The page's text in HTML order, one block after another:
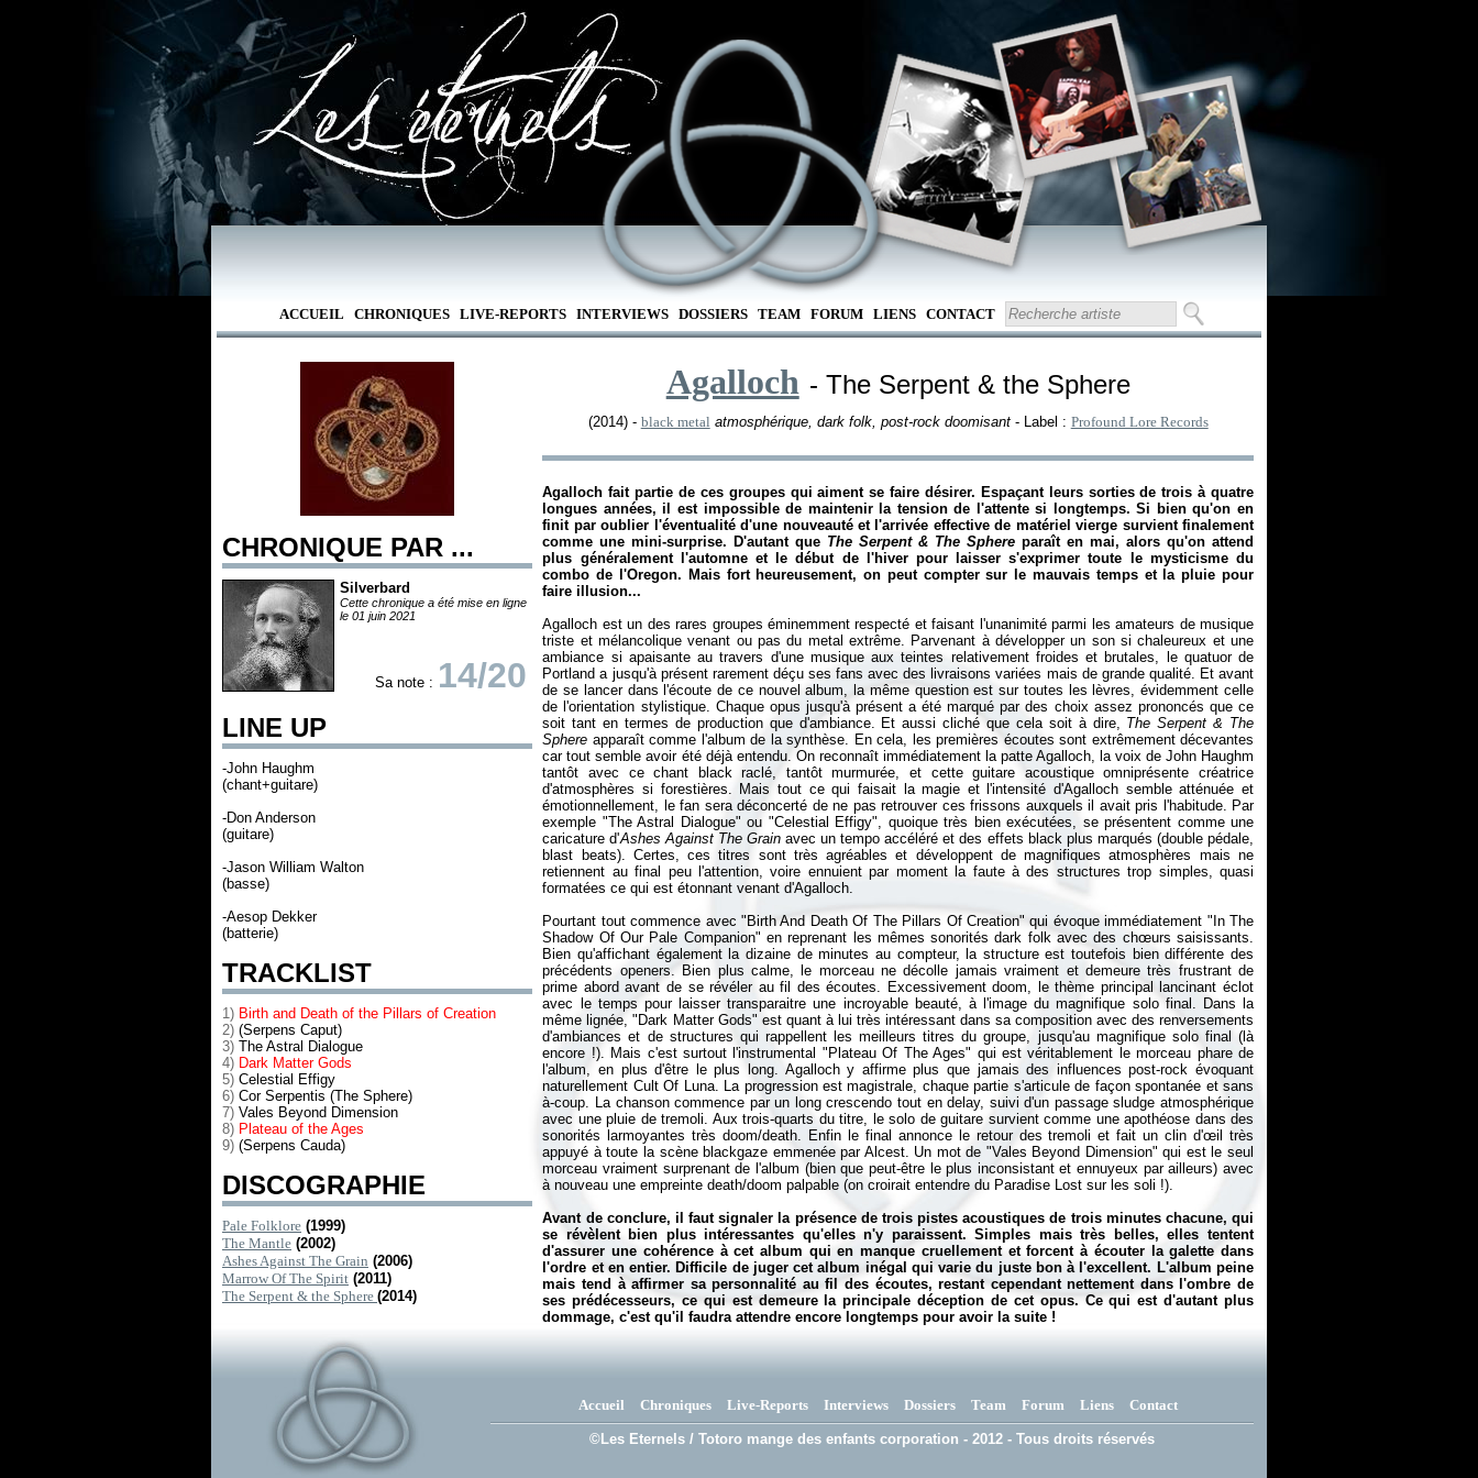
ACCUEIL CHRONIQUES LIVE-REPORTS INTERVIEWS DOSSIERS TEAM FORUM LIENS CONTACT
CHRONIQUE PAR ...
Silverbard
Cette chronique a été mise en ligne
le 01 juin 2021
Sa note : 14/20
LINE UP
-John Haughm
(chant+guitare)
-Don Anderson
(guitare)
-Jason William Walton
(basse)
-Aesop Dekker
(batterie)
TRACKLIST
1) Birth and Death of the Pillars of Creation
2) (Serpens Caput)
3) The Astral Dialogue
4) Dark Matter Gods
5) Celestial Effigy
6) Cor Serpentis (The Sphere)
7) Vales Beyond Dimension
8) Plateau of the Ages
9) (Serpens Cauda)
DISCOGRAPHIE
Pale Folklore (1999)
The Mantle (2002)
Ashes Against The Grain (2006)
Marrow Of The Spirit (2011)
The Serpent & the Sphere (2014)
Agalloch - The Serpent & the Sphere
(2014) - black metal atmosphérique, dark folk, post-rock doomisant- Label : Profound Lore Records
Agalloch fait partie de ces groupes qui aiment se faire désirer. Espaçant leurs sorties de trois à quatre
longues années, il est impossible de maintenir la tension de l'attente si longtemps. Si bien qu'on en
finit par oublier l'éventualité d'une nouveauté et l'arrivée effective de matériel vierge survient finalement
comme une mini-surprise. D'autant que The Serpent & The Sphere paraît en mai, alors qu'on attend
plus généralement l'automne et le début de l'hiver pour laisser s'exprimer toute le mysticisme du
combo de l'Oregon. Mais fort heureusement, on peut compter sur le mauvais temps et la pluie pour
faire illusion...
Agalloch est un des rares groupes éminemment respecté et faisant l'unanimité parmi les amateurs de musique
triste et mélancolique venant ou pas du metal extrême. Parvenant à développer un son si chaleureux et une
ambiance si apaisante au travers d'une musique aux teintes relativement froides et brutales, le quatuor de
Portland a jusqu'à présent rarement déçu ses fans avec des livraisons variées mais de grande qualité. Et avant
de se lancer dans l'écoute de ce nouvel album, la même question est sur toutes les lèvres, évidemment celle
de l'orientation stylistique. Chaque opus jusqu'à présent a été marqué par des choix assez prononcés que ce
soit tant en termes de production que d'ambiance. Et aussi cliché que cela soit à dire, The Serpent & The
Sphere apparaît comme l'album de la synthèse. En cela, les premières écoutes sont extrêmement décevantes
car tout semble avoir été déjà entendu. On reconnaît immédiatement la patte Agalloch, la voix de John Haughm
tantôt avec ce chant black raclé, tantôt murmurée, et cette guitare acoustique omniprésente créatrice
d'atmosphères si forestières. Mais tout ce qui faisait la magie et l'intensité d'Agalloch semble atténuée et
émotionnellement, le fan sera déconcerté de ne pas retrouver ces frissons auxquels il avait pris l'habitude. Par
exemple "The Astral Dialogue" ou "Celestial Effigy", quoique très bien exécutées, se présentent comme une
caricature d'Ashes Against The Grain avec un tempo accéléré et des effets black plus marqués (double pédale,
blast beats). Certes, ces titres sont très agréables et développent de magnifiques atmosphères mais ne
retiennent au final peu l'attention, voire ennuient par moment la faute à des structures trop simples, quasi
formatées ce qui est étonnant venant d'Agalloch.
Pourtant tout commence avec "Birth And Death Of The Pillars Of Creation" qui évoque immédiatement "In The
Shadow Of Our Pale Companion" en reprenant les mêmes sonorités dark folk avec des chœurs saisissants.
Bien qu'affichant également la dizaine de minutes au compteur, la structure est toutefois bien différente des
précédents openers. Bien plus calme, le morceau ne décolle jamais vraiment et demeure très frustrant de
prime abord avant de se révéler au fil des écoutes. Excessivement doom, le thème principal lancinant éclot
avec le temps pour laisser transparaitre une incroyable beauté, à l'image du magnifique solo final. Dans la
même lignée, "Dark Matter Gods" est quant à lui très intéressant dans sa composition avec des renversements
d'ambiances et de structures qui rappellent les meilleurs titres du groupe, jusqu'au magnifique solo final (là
encore !). Mais c'est surtout l'instrumental "Plateau Of The Ages" qui est véritablement le morceau phare de
l'album, en plus d'être le plus long. Agalloch y affirme plus que jamais des influences post-rock évoquant
naturellement Cult Of Luna. La progression est magistrale, chaque partie s'articule de façon spontanée et sans
à-coup. La chanson commence par un long crescendo tout en delay, suivi d'un passage sludge atmosphérique
avec une pluie de tremoli. Aux trois-quarts du titre, le solo de guitare survient comme une apothéose dans des
sonorités larmoyantes très doom/death. Enfin le final annonce le retour des tremoli et fait un clin d'œil très
appuyé à toute la scène blackgaze emmenée par Alcest. Un mot de "Vales Beyond Dimension" qui est le seul
morceau vraiment surprenant de l'album (bien que peut-être le plus inconsistant et ennuyeux par ailleurs) avec
à nouveau une empreinte death/doom palpable (on croirait entendre du Paradise Lost sur les soli !).
Avant de conclure, il faut signaler la présence de trois pistes acoustiques de trois minutes chacune, qui
se révèlent bien plus intéressantes qu'elles n'y paraissent. Simples mais très belles, elles tentent
d'assurer une cohérence à cet album qui en manque cruellement et forcent à écouter la galette dans
l'ordre et en entier. Difficile de juger cet album inégal qui varie du juste bon à l'excellent. L'album peine
mais tend à affirmer sa personnalité au fil des écoutes, restant cependant nettement dans l'ombre de
ses prédécesseurs, ce qui est demeure la principale déception de cet opus. Ce qui est d'autant plus
dommage, c'est qu'il faudra attendre encore longtemps pour avoir la suite !
Accueil Chroniques Live-Reports Interviews Dossiers Team Forum Liens Contact
©Les Eternels / Totoro mange des enfants corporation - 2012 - Tous droits réservés